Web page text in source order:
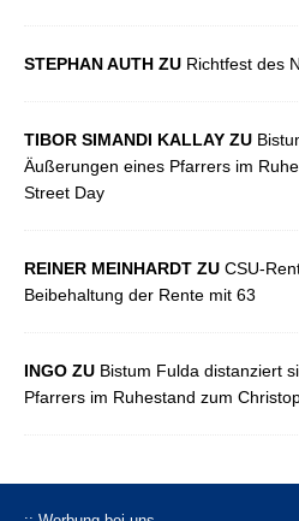
STEPHAN AUTH ZU Richtfest des
TIBOR SIMANDI KALLAY ZU
Äußerungen eines Pfarrers im
Street Day
REINER MEINHARDT ZU CSU-
Beibehaltung der Rente mit 63
INGO ZU Bistum Fulda distanziert
Pfarrers im Ruhestand zum